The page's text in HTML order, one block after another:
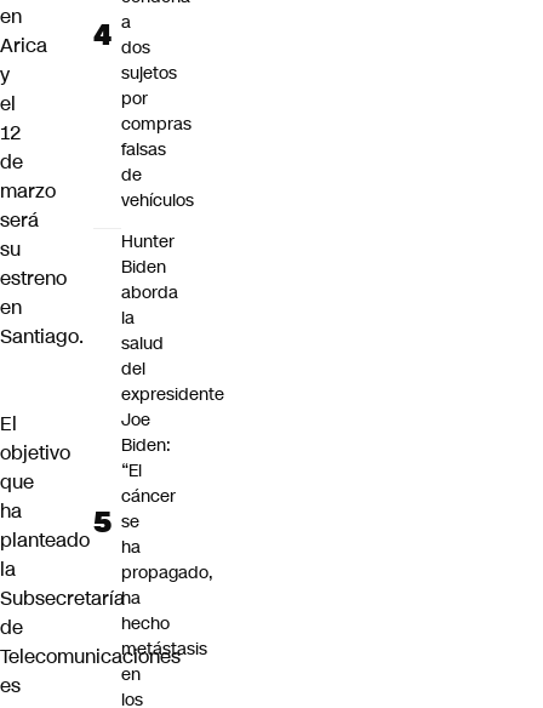
en
Arica
y
el
12
de
marzo
será
su
estreno
en
Santiago.
El
objetivo
que
ha
planteado
la
Subsecretaría
de
Telecomunicaciones
es
a
dos
sujetos
por
compras
falsas
de
vehículos
Hunter
Biden
aborda
la
salud
del
expresidente
Joe
Biden:
“El
cáncer
se
ha
propagado,
ha
hecho
metástasis
en
los